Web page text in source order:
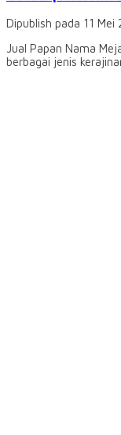
Dipublish pada 11
Jual Papan Nama
berbagai jenis